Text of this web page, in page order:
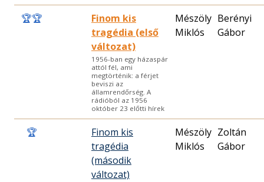
🏆🏆
Finom kis
tragédia (első
változat)
1956-ban egy házaspár
attól fél, ami
megtörténik: a férjet
beviszi az
államrendőrség. A
rádióból az 1956
október 23 előtti hírek
Mészöly
Miklós
Berényi
Gábor
🏆
Finom kis
tragédia
(második
változat)
Mészöly
Miklós
Zoltán
Gábor